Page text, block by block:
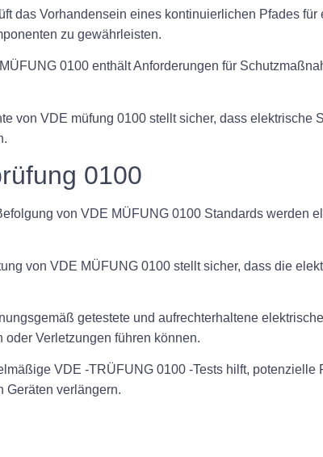
das Vorhandensein eines kontinuierlichen Pfades
zu gewährleisten.
0100 enthält Anforderungen für
von VDE müfung 0100 stellt sicher, dass elektrische
0100
von VDE MÜFUNG 0100 Standards werden
von VDE MÜFUNG 0100 stellt sicher, dass die
getestete und aufrechterhaltene
Verletzungen führen können.
VDE -TRÜFUNG 0100 -Tests hilft,
Geräten verlängern.